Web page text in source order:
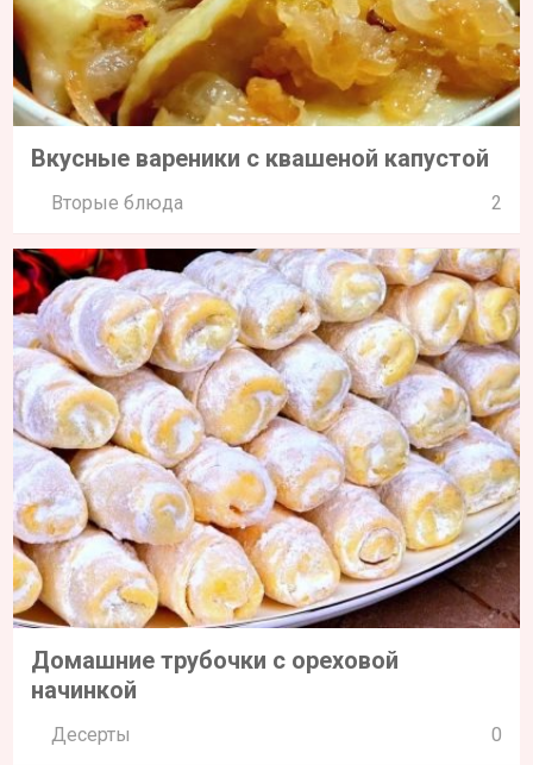
Вкусные вареники с квашеной капустой
Вторые блюда 2
Домашние трубочки с ореховой
начинкой
Десерты 0